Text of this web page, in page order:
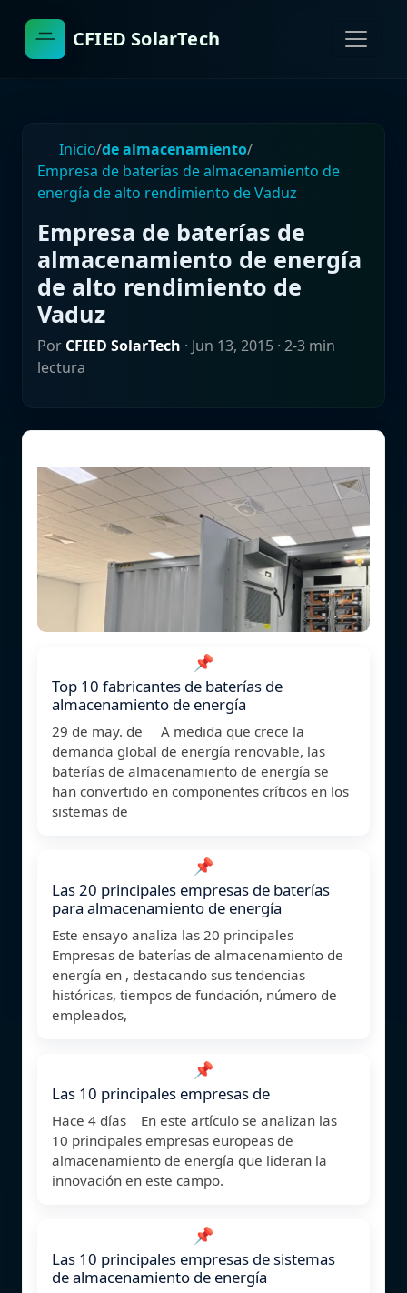
CFIED SolarTech
Inicio/de almacenamiento/
Empresa de baterías de almacenamiento de
energía de alto rendimiento de Vaduz
Empresa de baterías de
almacenamiento de energía
de alto rendimiento de
Vaduz
Por CFIED SolarTech · Jun 13, 2015 · 2-3 min
lectura
📌
Top 10 fabricantes de baterías de
almacenamiento de energía
29 de may. de A medida que crece la
demanda global de energía renovable, las
baterías de almacenamiento de energía se
han convertido en componentes críticos en los
sistemas de
📌
Las 20 principales empresas de baterías
para almacenamiento de energía
Este ensayo analiza las 20 principales
Empresas de baterías de almacenamiento de
energía en , destacando sus tendencias
históricas, tiempos de fundación, número de
empleados,
📌
Las 10 principales empresas de
Hace 4 días En este artículo se analizan las
10 principales empresas europeas de
almacenamiento de energía que lideran la
innovación en este campo.
📌
Las 10 principales empresas de sistemas
de almacenamiento de energía